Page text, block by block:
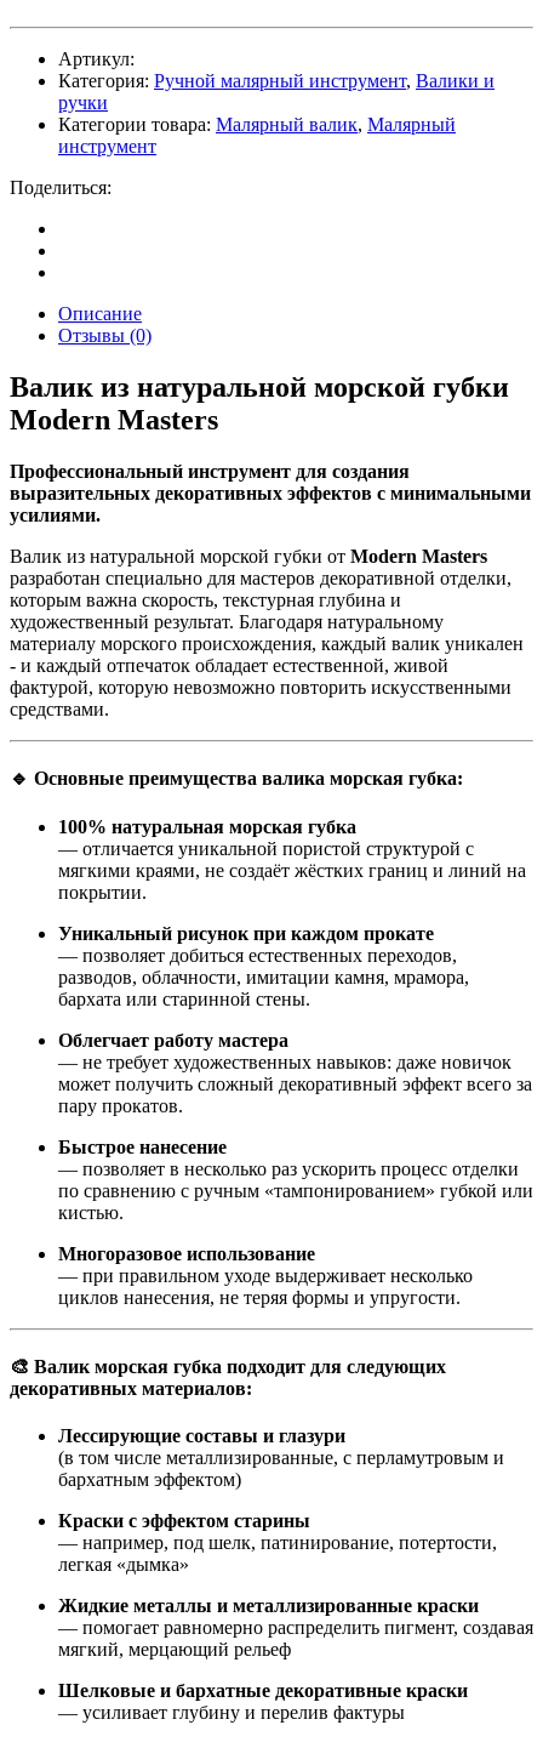
Артикул:
Категория: Ручной малярный инструмент, Валики и
ручки
Категории товара: Малярный валик, Малярный
инструмент
Поделиться:
Описание
Отзывы (0)
Валик из натуральной морской губки
Modern Masters
Профессиональный инструмент для создания
выразительных декоративных эффектов с минимальными
усилиями.
Валик из натуральной морской губки от Modern Masters
разработан специально для мастеров декоративной отделки,
которым важна скорость, текстурная глубина и
художественный результат. Благодаря натуральному
материалу морского происхождения, каждый валик уникален
- и каждый отпечаток обладает естественной, живой
фактурой, которую невозможно повторить искусственными
средствами.
🔹 Основные преимущества валика морская губка:
100% натуральная морская губка
— отличается уникальной пористой структурой с
мягкими краями, не создаёт жёстких границ и линий на
покрытии.
Уникальный рисунок при каждом прокате
— позволяет добиться естественных переходов,
разводов, облачности, имитации камня, мрамора,
бархата или старинной стены.
Облегчает работу мастера
— не требует художественных навыков: даже новичок
может получить сложный декоративный эффект всего за
пару прокатов.
Быстрое нанесение
— позволяет в несколько раз ускорить процесс отделки
по сравнению с ручным «тампонированием» губкой или
кистью.
Многоразовое использование
— при правильном уходе выдерживает несколько
циклов нанесения, не теряя формы и упругости.
🎨 Валик морская губка подходит для следующих
декоративных материалов:
Лессирующие составы и глазури
(в том числе металлизированные, с перламутровым и
бархатным эффектом)
Краски с эффектом старины
— например, под шелк, патинирование, потертости,
легкая «дымка»
Жидкие металлы и металлизированные краски
— помогает равномерно распределить пигмент, создавая
мягкий, мерцающий рельеф
Шелковые и бархатные декоративные краски
— усиливает глубину и перелив фактуры